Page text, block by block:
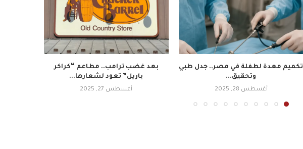
تكميم معدة لطفلة في مصر.. جدل طبي
وتحقيق...
أغسطس 28, 2025
بعد غضب ترامب.. مطاعم “كراكر
باريل” تعود لشعارها...
أغسطس 27, 2025